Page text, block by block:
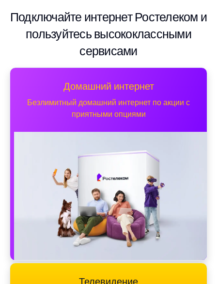
Подключайте интернет Ростелеком и
пользуйтесь высококлассными
сервисами
Домашний интернет
Безлимитный домашний интернет по акции с
приятными опциями
Телевидение